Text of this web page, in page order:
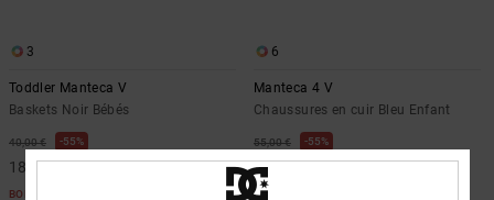
3
Toddler Manteca V
Baskets Noir Bébés
40,00 € 55%
18,00 €
BONS PLANS
6
Manteca 4 V
Chaussures en cuir Bleu Enfant
55,00 € 55%
24,75 €
BONS PLANS